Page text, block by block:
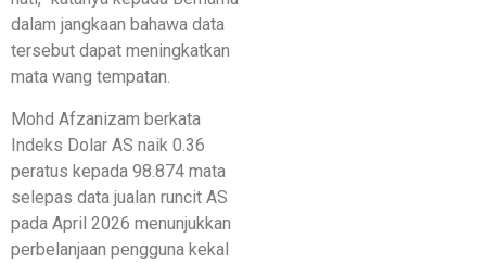
dalam jangkaan bahawa data
tersebut dapat meningkatkan
mata wang tempatan.
Mohd Afzanizam berkata
Indeks Dolar AS naik 0.36
peratus kepada 98.874 mata
selepas data jualan runcit AS
pada April 2026 menunjukkan
perbelanjaan pengguna kekal